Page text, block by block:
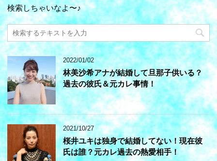
検索しちゃいなよ〜♪
2022/01/02
林美沙希アナが結婚して旦那子供いる？
過去の彼氏＆元カレ事情！
2021/10/27
桜井ユキは独身で結婚してない！現在彼
氏は誰？元カレ過去の熱愛相手！